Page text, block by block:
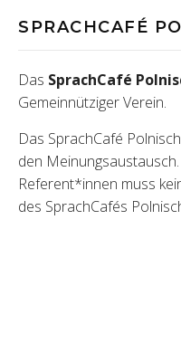
SPRACHCAFÉ
Das SprachCafé
Gemeinnütziger Verein.
Das SprachCafé
den
Referent*innen muss
des SprachCafés